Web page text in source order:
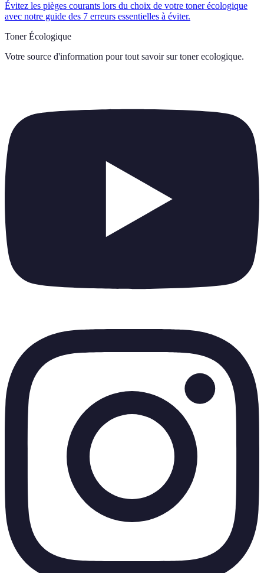
Évitez les pièges courants lors du choix de votre toner écologique
avec notre guide des 7 erreurs essentielles à éviter.
Toner Écologique
Votre source d'information pour tout savoir sur toner ecologique.